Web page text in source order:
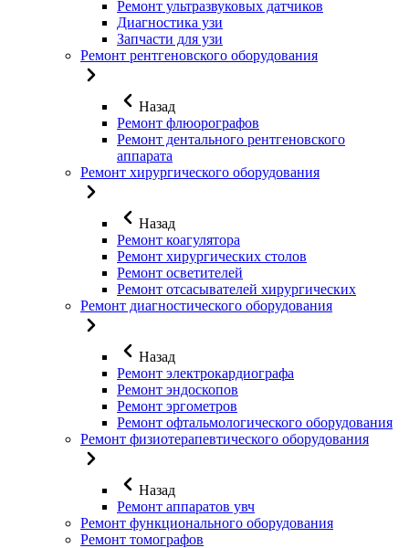
Ремонт ультразвуковых датчиков
Диагностика узи
Запчасти для узи
Ремонт рентгеновского оборудования
Назад
Ремонт флюорографов
Ремонт дентального рентгеновского
аппарата
Ремонт хирургического оборудования
Назад
Ремонт коагулятора
Ремонт хирургических столов
Ремонт осветителей
Ремонт отсасывателей хирургических
Ремонт диагностического оборудования
Назад
Ремонт электрокардиографа
Ремонт эндоскопов
Ремонт эргометров
Ремонт офтальмологического оборудования
Ремонт физиотерапевтического оборудования
Назад
Ремонт аппаратов увч
Ремонт функционального оборудования
Ремонт томографов